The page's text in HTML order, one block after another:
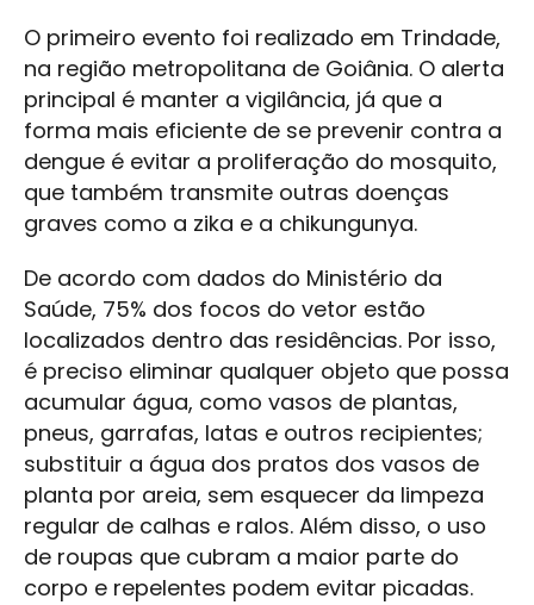
O primeiro evento foi realizado em Trindade,
na região metropolitana de Goiânia. O alerta
principal é manter a vigilância, já que a
forma mais eficiente de se prevenir contra a
dengue é evitar a proliferação do mosquito,
que também transmite outras doenças
graves como a zika e a chikungunya.
De acordo com dados do Ministério da
Saúde, 75% dos focos do vetor estão
localizados dentro das residências. Por isso,
é preciso eliminar qualquer objeto que possa
acumular água, como vasos de plantas,
pneus, garrafas, latas e outros recipientes;
substituir a água dos pratos dos vasos de
planta por areia, sem esquecer da limpeza
regular de calhas e ralos. Além disso, o uso
de roupas que cubram a maior parte do
corpo e repelentes podem evitar picadas.